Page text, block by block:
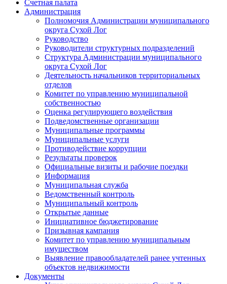
Счетная палата
Администрация
Полномочия Администрации муниципального
округа Сухой Лог
Руководство
Руководители структурных подразделений
Структура Администрации муниципального
округа Сухой Лог
Деятельность начальников территориальных
отделов
Комитет по управлению муниципальной
собственностью
Оценка регулирующего воздействия
Подведомственные организации
Муниципальные программы
Муниципальные услуги
Противодействие коррупции
Результаты проверок
Официальные визиты и рабочие поездки
Информация
Муниципальная служба
Ведомственный контроль
Муниципальный контроль
Открытые данные
Инициативное бюджетирование
Призывная кампания
Комитет по управлению муниципальным
имуществом
Выявление правообладателей ранее учтенных
объектов недвижимости
Документы